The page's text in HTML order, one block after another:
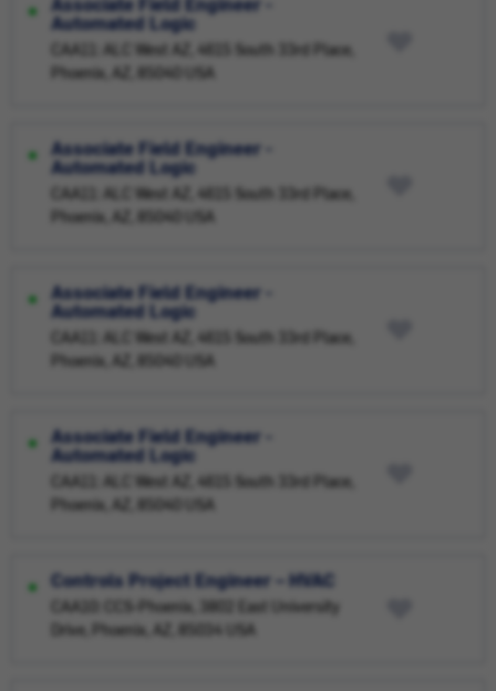
Automated Logic
CAA11: ALC West AZ, 4615 South 33rd Place,
Phoenix, AZ, 85040 USA
Associate Field Engineer -
Automated Logic
CAA11: ALC West AZ, 4615 South 33rd Place,
Phoenix, AZ, 85040 USA
Associate Field Engineer -
Automated Logic
CAA11: ALC West AZ, 4615 South 33rd Place,
Phoenix, AZ, 85040 USA
Associate Field Engineer -
Automated Logic
CAA11: ALC West AZ, 4615 South 33rd Place,
Phoenix, AZ, 85040 USA
Controls Project Engineer – HVAC
CAA10: CCS-Phoenix, 3802 East University
Drive, Phoenix, AZ, 85034 USA